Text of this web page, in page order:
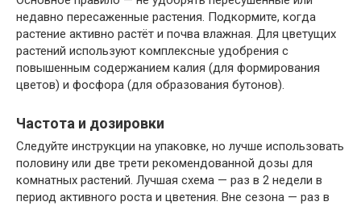
недавно пересаженные растения. Подкормите, когда
растение активно растёт и почва влажная. Для цветущих
растений используют комплексные удобрения с
повышенным содержанием калия (для формирования
цветов) и фосфора (для образования бутонов).
Частота и дозировки
Следуйте инструкции на упаковке, но лучше использовать
половину или две трети рекомендованной дозы для
комнатных растений. Лучшая схема — раз в 2 недели в
период активного роста и цветения. Вне сезона — раз в